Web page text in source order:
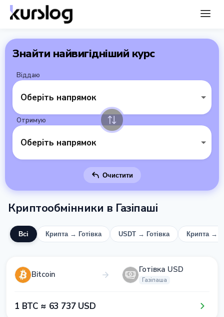
Знайти найвигідніший курс
Віддаю
Оберіть напрямок
Отримую
Оберіть напрямок
Очистити
Криптообмінники в Газіпаші
Всі Крипта → Готівка USDT → Готівка Крипта →
Bitcoin Готівка USD
Газіпаша
1​ BTC ≈ 6​3​ 7​3​7​ USD